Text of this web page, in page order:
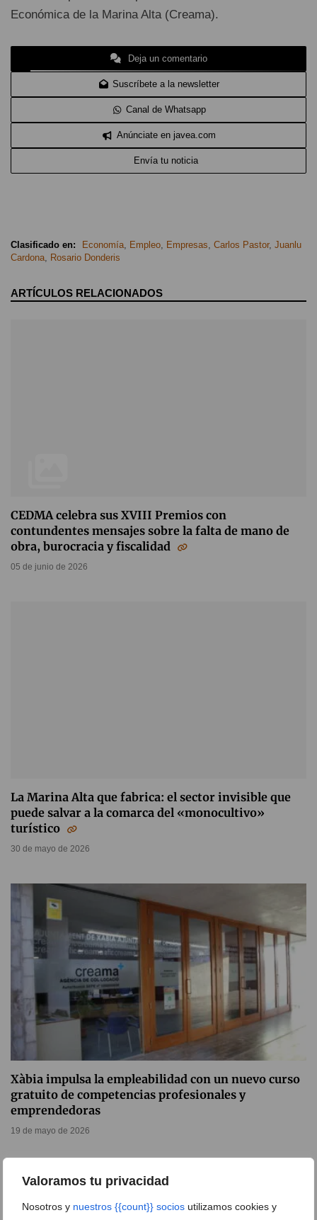
Valoramos tu privacidad
Nosotros y nuestros {{count}} socios utilizamos cookies y
Económica de la Marina Alta (Creama).
Deja un comentario
Suscríbete a la newsletter
Canal de Whatsapp
Anúnciate en javea.com
Envía tu noticia
Clasificado en: Economía, Empleo, Empresas, Carlos Pastor, Juanlu
Cardona, Rosario Donderis
ARTÍCULOS RELACIONADOS
CEDMA celebra sus XVIII Premios con
contundentes mensajes sobre la falta de mano de
obra, burocracia y fiscalidad
05 de junio de 2026
La Marina Alta que fabrica: el sector invisible que
puede salvar a la comarca del «monocultivo»
turístico
30 de mayo de 2026
Xàbia impulsa la empleabilidad con un nuevo curso
gratuito de competencias profesionales y
emprendedoras
19 de mayo de 2026